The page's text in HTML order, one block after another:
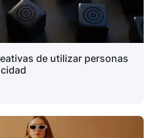
de utilizar personas